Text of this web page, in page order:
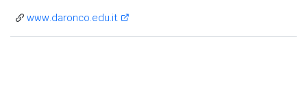
www.daronco.edu.it